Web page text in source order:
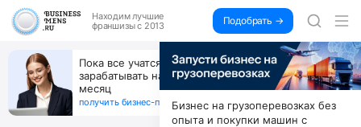
Находим лучшие
франшизы с 2013
Подобрать →
Открой студию, где не колют и не режут,
а делают массаж лица руками и в первый же год
получи 4.5 млн
получить бизнес-план ↓Бизнес на грузоперевозках без
опыта и покупки машин с